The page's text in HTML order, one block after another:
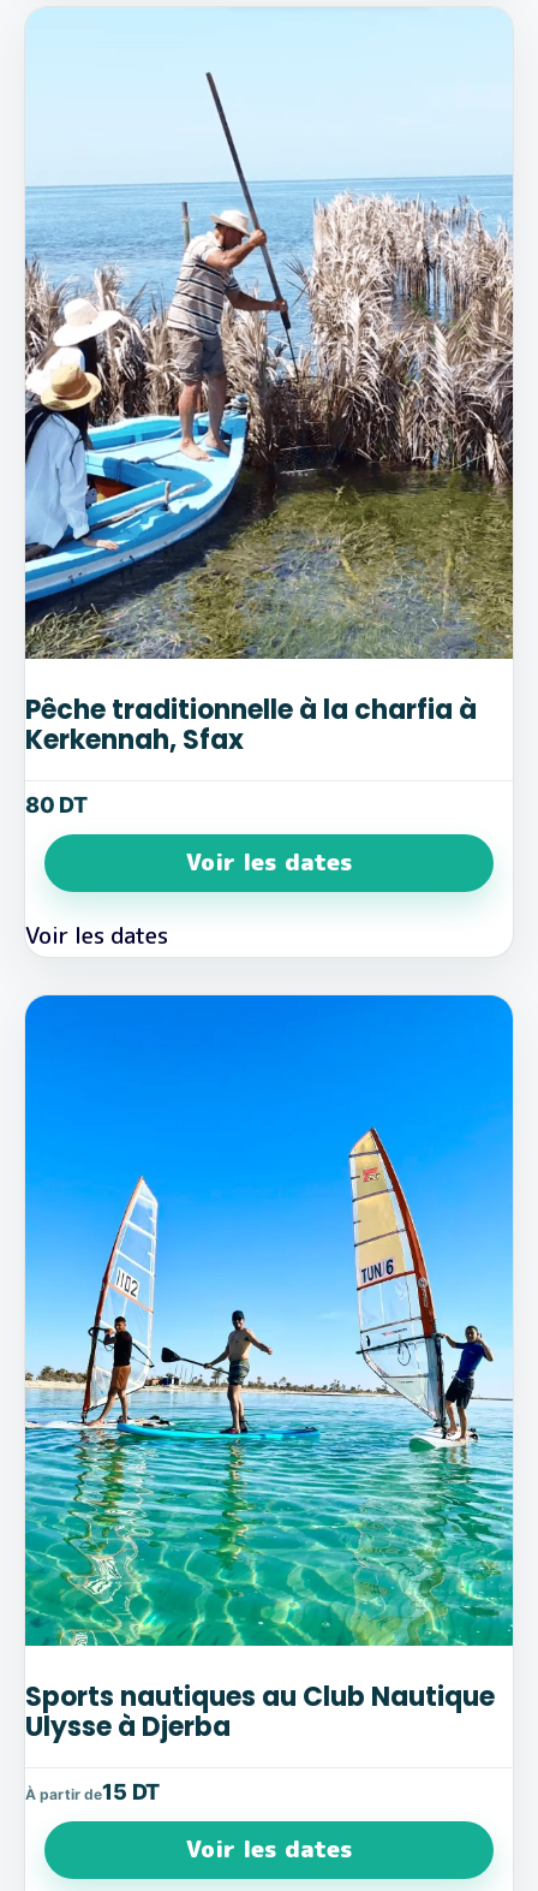
Pêche traditionnelle à la charfia à
Kerkennah, Sfax
80 DT
Voir les dates
Sports nautiques au Club Nautique
Ulysse à Djerba
À partir de15 DT